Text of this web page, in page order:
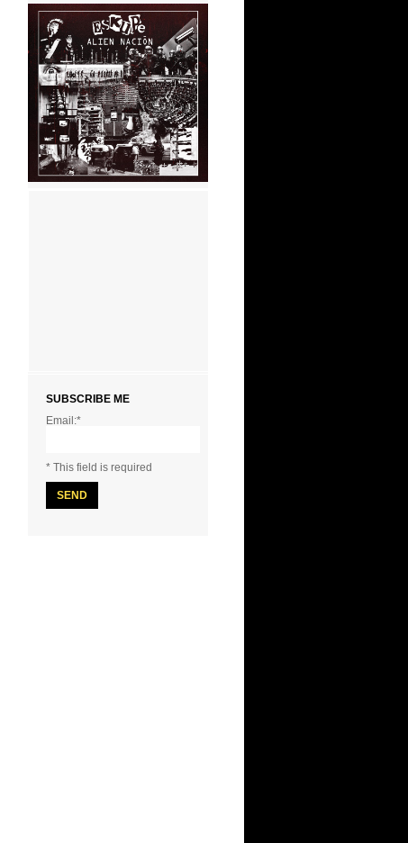
SUBSCRIBE ME
conditions.*
Email:*
* This field is required